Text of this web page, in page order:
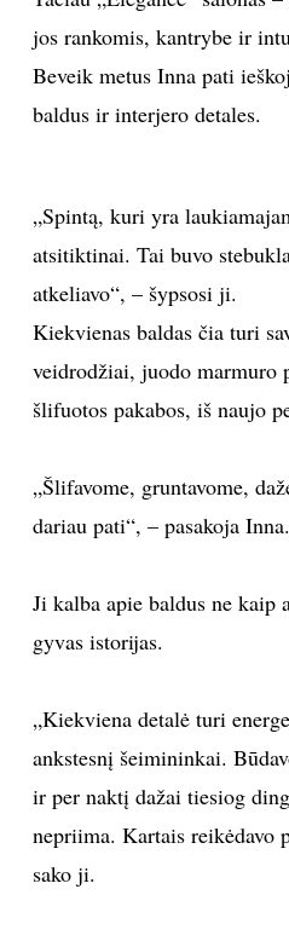
jos rankomis, kantrybe ir
Beveik metus Inna pati
baldus ir interjero detales.
„Spintą, kuri yra
atsitiktinai. Tai buvo
atkeliavo“, – šypsosi ji.
Kiekvienas baldas čia turi
veidrodžiai, juodo marmuro
šlifuotos pakabos, iš naujo
„Šlifavome, gruntavome,
dariau pati“, – pasakoja Inna.
Ji kalba apie baldus ne kaip
gyvas istorijas.
„Kiekviena detalė turi
ankstesnį šeimininkai.
ir per naktį dažai tiesiog
nepriima. Kartais reikėdavo
sako ji.